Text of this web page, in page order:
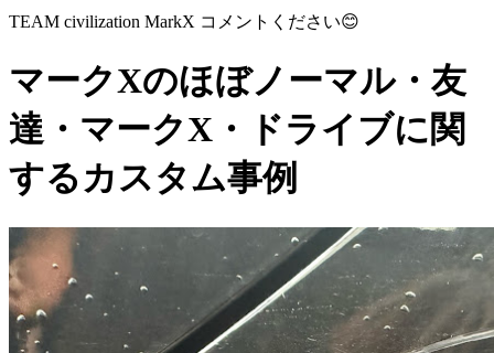
TEAM civilization MarkX コメントください😊
マークXのほぼノーマル・友
達・マークX・ドライブに関
するカスタム事例